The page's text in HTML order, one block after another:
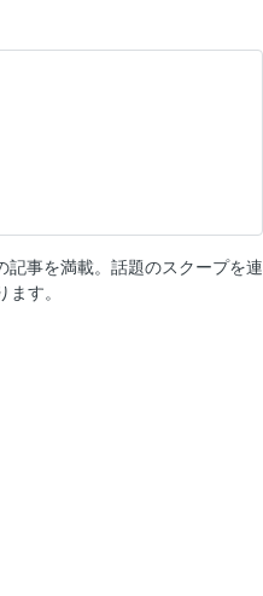
事を満載。話題のスクープを連
す。